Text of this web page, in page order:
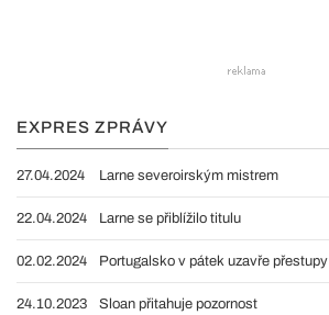
EXPRES ZPRÁVY
27.04.2024 Larne severoirským mistrem
22.04.2024 Larne se přiblížilo titulu
02.02.2024 Portugalsko v pátek uzavře přestupy
24.10.2023 Sloan přitahuje pozornost